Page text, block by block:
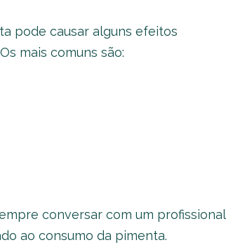
pode causar alguns efeitos
mais comuns são:
conversar com um profissional
ao consumo da pimenta.